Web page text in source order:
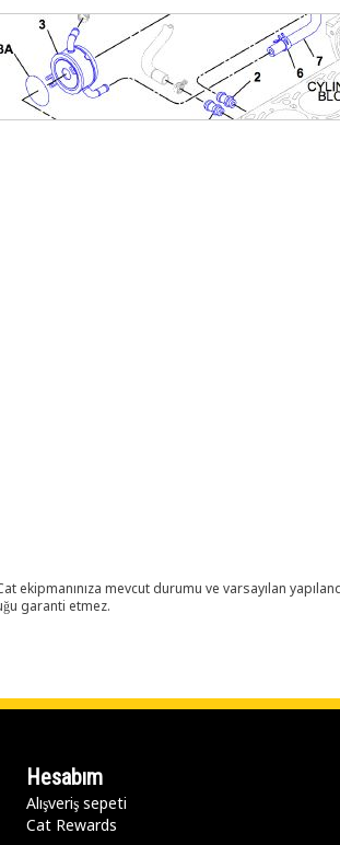
ekipmanınıza mevcut durumu ve varsayılan
garanti etmez.
Hesabım
Alışveriş sepeti
Cat Rewards